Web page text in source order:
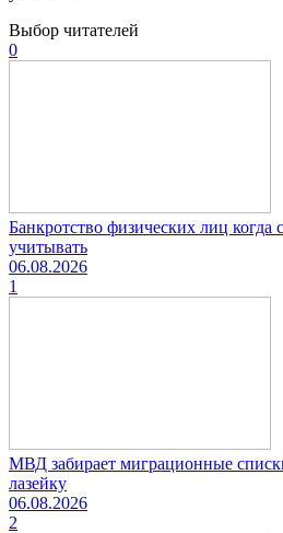
Выбор читателей
0
Банкротство физических лиц когда
учитывать
06.08.2026
1
МВД забирает миграционные
лазейку
06.08.2026
2